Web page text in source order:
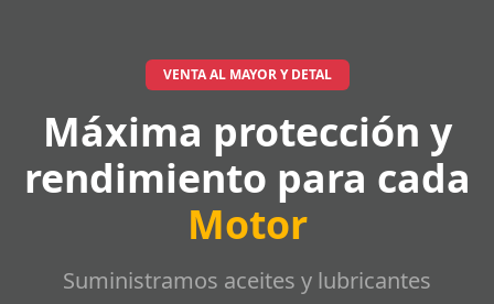
VENTA AL MAYOR Y DETAL
Máxima protección y
rendimiento para cada
Motor
Suministramos aceites y lubricantes